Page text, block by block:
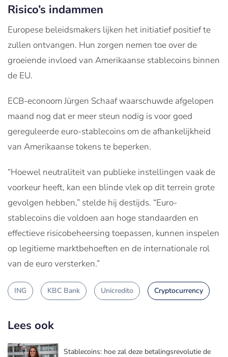
Risico’s indammen
Europese beleidsmakers lijken het initiatief positief te
zullen ontvangen. Hun zorgen nemen toe over de
groeiende invloed van Amerikaanse stablecoins binnen
de EU.
ECB-econoom Jürgen Schaaf waarschuwde afgelopen
maand nog dat er meer steun nodig is voor goed
gereguleerde euro-stablecoins om de afhankelijkheid
van Amerikaanse tokens te beperken.
“Hoewel neutraliteit van publieke instellingen vaak de
voorkeur heeft, kan een blinde vlek op dit terrein grote
gevolgen hebben,” stelde hij destijds. “Euro-
stablecoins die voldoen aan hoge standaarden en
effectieve risicobeheersing toepassen, kunnen inspelen
op legitieme marktbehoeften en de internationale rol
van de euro versterken.”
ING KBC Bank Unicredito Cryptocurrency
Lees ook
Stablecoins: hoe zal deze betalingsrevolutie de